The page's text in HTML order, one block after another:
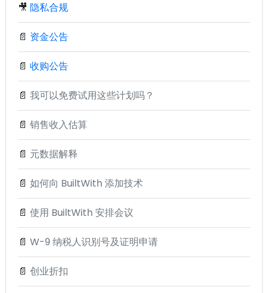
🎥 隐私合规
📄 资金公告
📄 收购公告
📄 我可以免费试用这些计划吗？
📄 销售收入估算
📄 元数据解释
📄 如何向 BuiltWith 添加技术
📄 使用 BuiltWith 安排会议
📄 W-9 纳税人识别号及证明申请
📄 创业折扣